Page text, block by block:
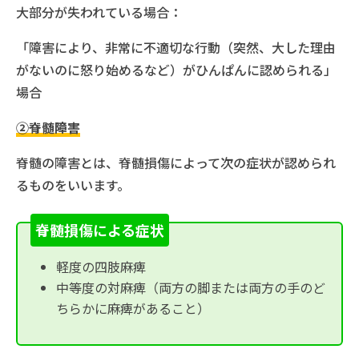
大部分が失われている場合：
「障害により、非常に不適切な行動（突然、大した理由
がないのに怒り始めるなど）がひんぱんに認められる」
場合
②脊髄障害
脊髄の障害とは、脊髄損傷によって次の症状が認められ
るものをいいます。
脊髄損傷による症状
軽度の四肢麻痺
中等度の対麻痺（両方の脚または両方の手のど
ちらかに麻痺があること）